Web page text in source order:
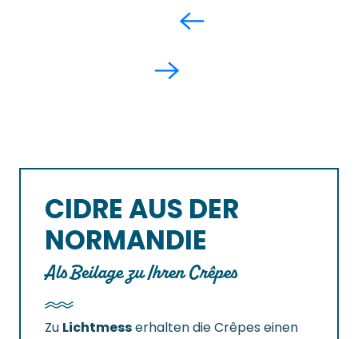
CIDRE AUS DER
NORMANDIE
Als Beilage zu Ihren Crêpes
Zu Lichtmesserhalten die Crêpes einen